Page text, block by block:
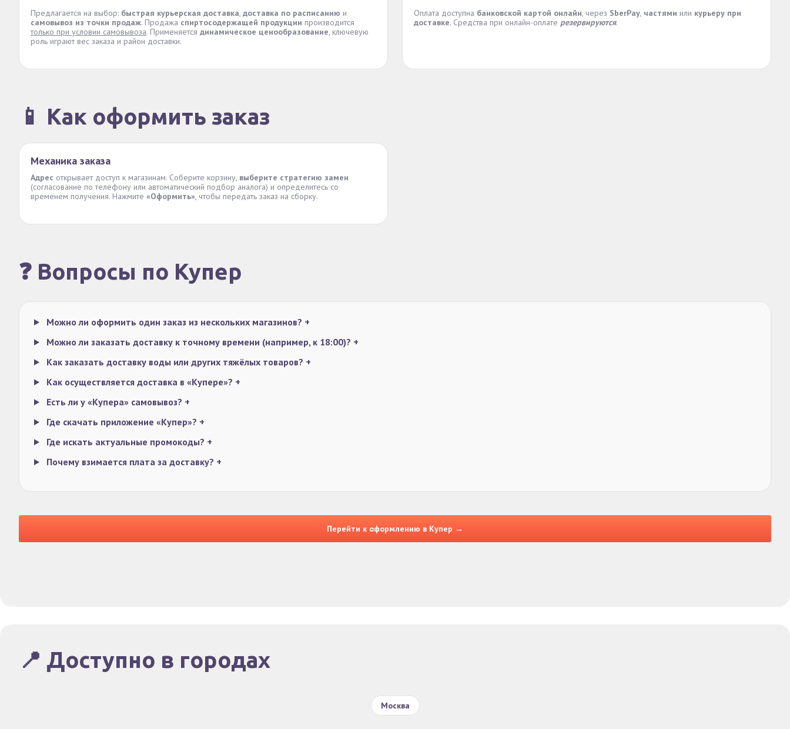
Предлагается на выбор: быстрая курьерская доставка, доставка по расписанию и
самовывоз из точки продаж. Продажа спиртосодержащей продукции производится
только при условии самовывоза. Применяется динамическое ценообразование, ключевую
роль играют вес заказа и район доставки.
Оплата доступна банковской картой онлайн, через SberPay, частями или курьеру при
доставке. Средства при онлайн-оплате резервируются.
📱 Как оформить заказ
Механика заказа
Адрес открывает доступ к магазинам. Соберите корзину, выберите стратегию замен
(согласование по телефону или автоматический подбор аналога) и определитесь со
временем получения. Нажмите «Оформить», чтобы передать заказ на сборку.
❓ Вопросы по Купер
Можно ли оформить один заказ из нескольких магазинов? +
Можно ли заказать доставку к точному времени (например, к 18:00)? +
Как заказать доставку воды или других тяжёлых товаров? +
Как осуществляется доставка в «Купере»? +
Есть ли у «Купера» самовывоз? +
Где скачать приложение «Купер»? +
Где искать актуальные промокоды? +
Почему взимается плата за доставку? +
Перейти к оформлению в Купер →
📍 Доступно в городах
Москва